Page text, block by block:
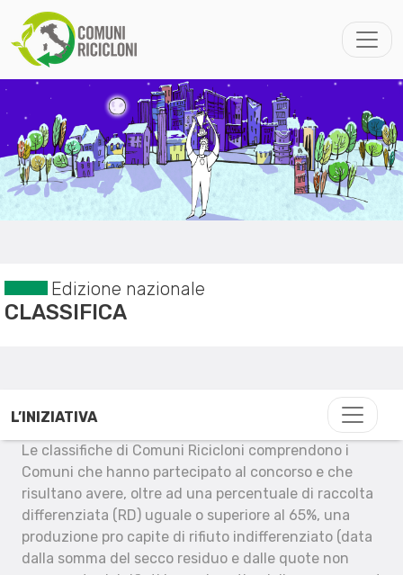
Edizione nazionale
CLASSIFICA
L’INIZIATIVA
Le classifiche di Comuni Ricicloni comprendono i
Comuni che hanno partecipato al concorso e che
risultano avere, oltre ad una percentuale di raccolta
differenziata (RD) uguale o superiore al 65%, una
produzione pro capite di rifiuto indifferenziato (data
dalla somma del secco residuo e dalle quote non